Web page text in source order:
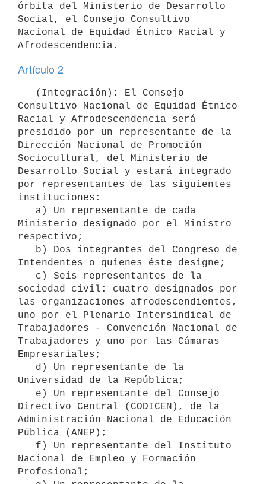
órbita del Ministerio de Desarrollo
Social, el Consejo Consultivo
Nacional de Equidad Étnico Racial y
Artículo 2
Consultivo Nacional de Equidad Étnico
Racial y Afrodescendencia será
presidido por un representante de la
Dirección Nacional de Promoción
Sociocultural, del Ministerio de
Desarrollo Social y estará integrado
por representantes de las siguientes
instituciones:
Ministerio designado por el Ministro
respectivo;
Intendentes o quienes éste designe;
sociedad civil: cuatro designados por
las organizaciones afrodescendientes,
uno por el Plenario Intersindical de
Trabajadores - Convención Nacional de
Trabajadores y uno por las Cámaras
Empresariales;
Universidad de la República;
Directivo Central (CODICEN), de la
Administración Nacional de Educación
Pública (ANEP);
Nacional de Empleo y Formación
Profesional;